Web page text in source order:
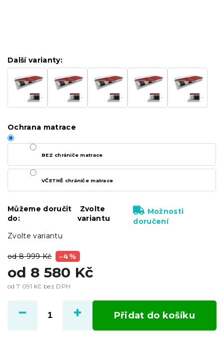
od 8 999 Kč –4 %
od 8 580 Kč
od 7 091 Kč bez DPH
cena:
Zvolte variantu
Další varianty:
Ochrana matrace
BEZ chrániče matrace
VČETNĚ chrániče matrace
Můžeme doručit
do:
Zvolte
variantu
Možnosti
doručení
Přidat do košíku